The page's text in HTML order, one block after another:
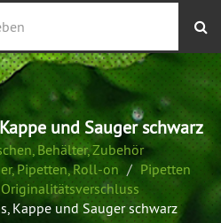
und Sauger schwarz
Behälter, Zubehör
Pipetten, Roll-on
Pipetten
Kappe und Sauger schwarz